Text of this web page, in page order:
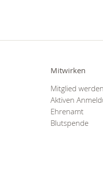
Mitwirken
Mitglied werden
Aktiven
Ehrenamt
Blutspende